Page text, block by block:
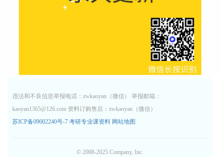
违法和不良信息举报电话：zwkaoyan（微信） 举报邮箱：
kaoyan1365@126.com 资料订购售后：zwkaoyan（微信）
苏ICP备09002240号-7 考研专业课资料 网站地图
© 2008-2025 Company, Inc.